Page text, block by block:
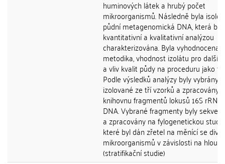
huminových látek a hrubý počet
mikroorganismů. Následně byla
půdní metagenomická DNA, která
kvantitativní a kvalitativní analýzou
charakterizována. Byla vyhodnocena
metodika, vhodnost izolátu pro další
a vliv kvalit půdy na proceduru jako
Podle výsledků analýzy byly vybrány
izolované ze tří vzorků a zpracovány
knihovnu fragmentů lokusů 16S
DNA. Vybrané fragmenty byly
a zpracovány na fylogenetickou
které byl dán zřetel na měnící se
mikroorganismů v závislosti na
(stratifikační studie)